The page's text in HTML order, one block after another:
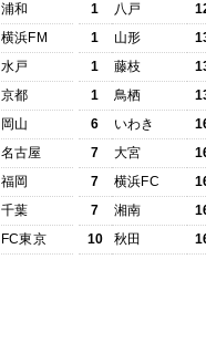
浦和
横浜FM
水戸
京都
岡山
名古屋
福岡
千葉
FC東京
1
八戸
1
山形
1
藤枝
1
鳥栖
6
いわき
7
大宮
7
横浜FC
7
湘南
10
秋田